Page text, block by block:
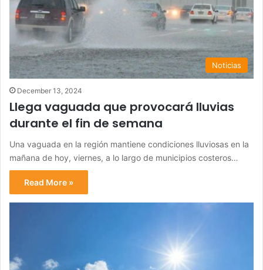
Noticias
December 13, 2024
Llega vaguada que provocará lluvias
durante el fin de semana
Una vaguada en la región mantiene condiciones lluviosas en la
mañana de hoy, viernes, a lo largo de municipios costeros…
Read More »